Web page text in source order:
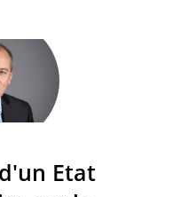
Etat